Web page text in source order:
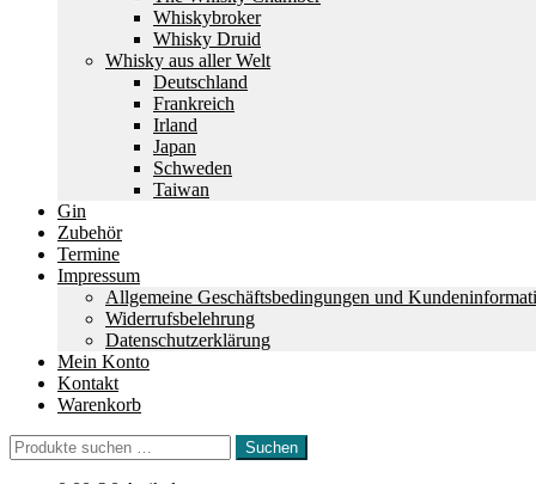
Whiskybroker
Whisky Druid
Whisky aus aller Welt
Deutschland
Frankreich
Irland
Japan
Schweden
Taiwan
Gin
Zubehör
Termine
Impressum
Allgemeine Geschäftsbedingungen und
Widerrufsbelehrung
Datenschutzerklärung
Mein Konto
Kontakt
Warenkorb
Suchen
nach:
Suchen